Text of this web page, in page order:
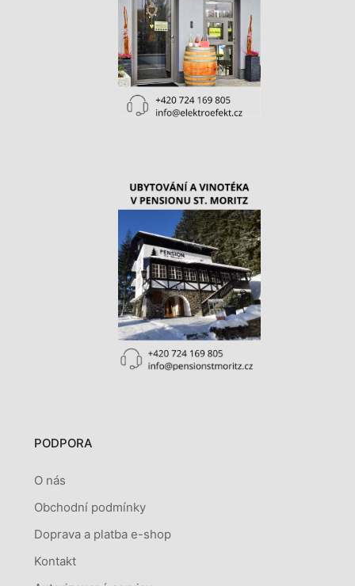
PODPORA
O nás
Obchodní podmínky
Doprava a platba e-shop
Kontakt